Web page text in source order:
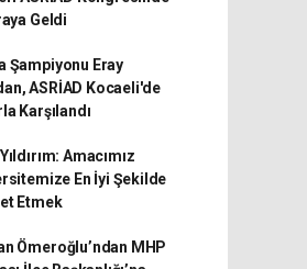
Geldi
Şampiyonu Eray
ASRİAD Kocaeli'de
Karşılandı
Amacımız
En İyi Şekilde
Etmek
Ömeroğlu’ndan MHP